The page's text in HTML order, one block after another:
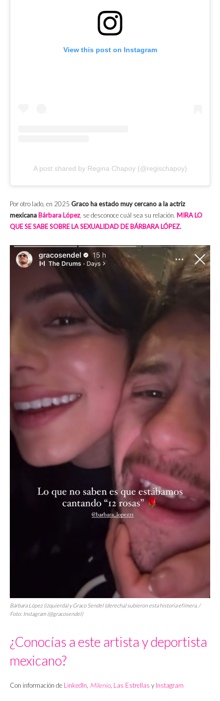
View this post on Instagram
A post shared by Regina Chapoy (@regischapoy)
Por otro lado, en 2025 Graco ha estado muy cercano a la actriz
mexicana Bárbara López, se desconoce cuál sea su relación. MIRA LO
QUE SE SABE SOBRE LA SEXUALIDAD DE BÁRBARA LÓPEZ.
Bárbara López (izquierda) y Graco Sendel (derecha) subieron esta historia efímera. /
Foto: Instagram (@gracosendel)
¿Conocías a este artista y deportista
mexicano?
Con información de LinkedIn, Milenio, Las Estrellas y Instagram